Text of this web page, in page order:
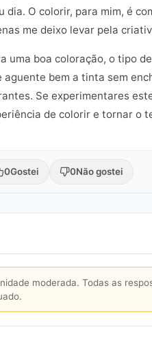
dia. O colorir, para mim, é
me deixo levar pela
uma boa coloração, o tipo
aguente bem a tinta sem
Se experimentares
de colorir e tornar o
0Gostei 0Não gostei
moderada. Todas as